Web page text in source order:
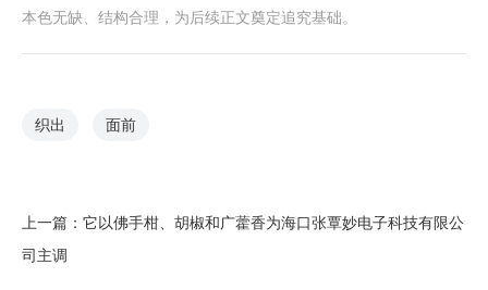
本色无缺、结构合理，为后续正文奠定追究基础。
织出 面前
上一篇： 它以佛手柑、胡椒和广藿香为海口张覃妙电子科技有限公
司主调